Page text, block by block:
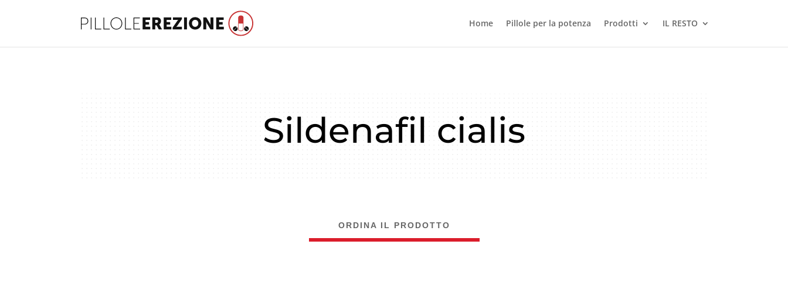
Home Pillole per la potenza Prodotti IL RESTO
Sildenafil cialis
ORDINA IL PRODOTTO